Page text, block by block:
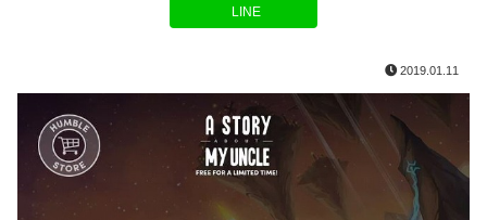
LINE
2019.01.11